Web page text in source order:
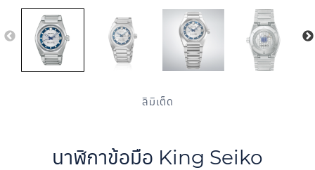
นาฬิกาข้อมือ King Seiko
ลิมิเต็ด